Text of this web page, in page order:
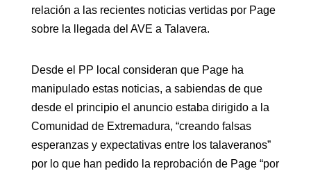
relación a las recientes noticias vertidas por Page
sobre la llegada del AVE a Talavera.
Desde el PP local consideran que Page ha
manipulado estas noticias, a sabiendas de que
desde el principio el anuncio estaba dirigido a la
Comunidad de Extremadura, “creando falsas
esperanzas y expectativas entre los talaveranos”
por lo que han pedido la reprobación de Page “por